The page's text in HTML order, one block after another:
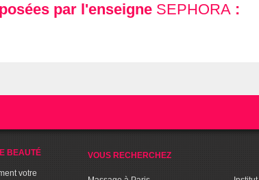
par l'enseigne SEPHORA :
BEAUTÉ
votre
VOUS RECHERCHEZ